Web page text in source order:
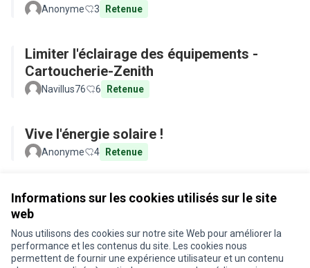
Informations sur les cookies utilisés sur le site
web
Nous utilisons des cookies sur notre site Web pour améliorer la
performance et les contenus du site. Les cookies nous
permettent de fournir une expérience utilisateur et un contenu
Anonyme 3 Retenue
Limiter l'éclairage des équipements -
Cartoucherie-Zenith
Navillus76 6 Retenue
Vive l'énergie solaire !
Anonyme 4 Retenue
Conditions d'utilisation
Paramètres des cookies
Je participe ! sur X
Je participe ! sur Facebook
Je participe ! sur Instagram